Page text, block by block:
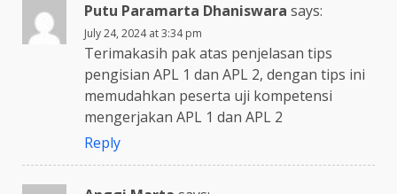
Putu Paramarta Dhaniswara says:
July 24, 2024 at 3:34 pm
Terimakasih pak atas penjelasan tips
pengisian APL 1 dan APL 2, dengan tips ini
memudahkan peserta uji kompetensi
mengerjakan APL 1 dan APL 2
Reply